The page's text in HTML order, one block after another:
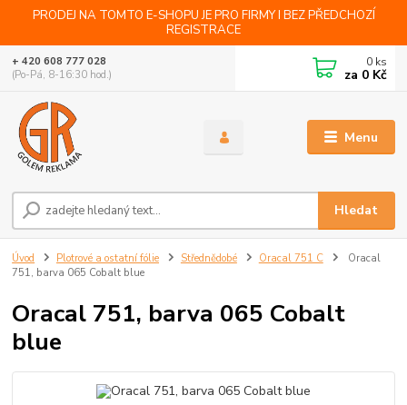
PRODEJ NA TOMTO E-SHOPU JE PRO FIRMY I BEZ PŘEDCHOZÍ
REGISTRACE
Menu
Hledat
+ 420 608 777 028
(Po-Pá, 8-16:30 hod.)
0 ks
za 0 Kč
Úvod Plotrové a ostatní fólie Střednědobé Oracal 751 C
Oracal
751, barva 065 Cobalt blue
Oracal 751, barva 065 Cobalt
blue